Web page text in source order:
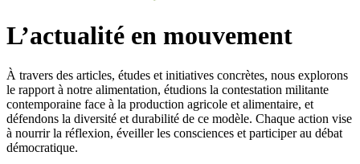
L’actualité en mouvement
À travers des articles, études et initiatives concrètes, nous explorons
le rapport à notre alimentation, étudions la contestation militante
contemporaine face à la production agricole et alimentaire, et
défendons la diversité et durabilité de ce modèle. Chaque action vise
à nourrir la réflexion, éveiller les consciences et participer au débat
démocratique.